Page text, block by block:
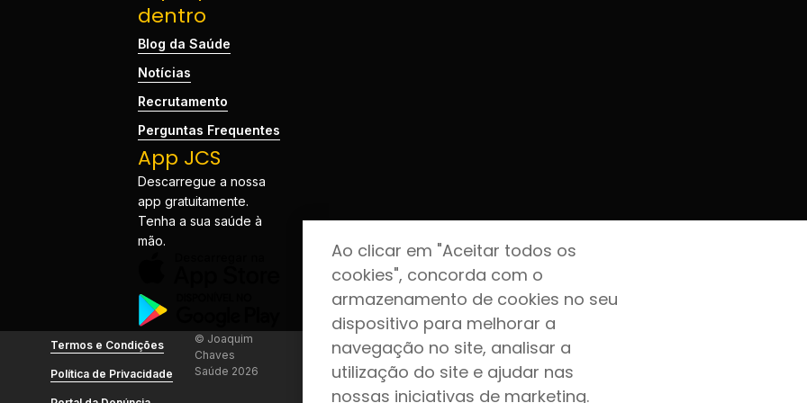
dentro
Blog da Saúde
Notícias
Recrutamento
Perguntas Frequentes
App JCS
Descarregue a nossa
app gratuitamente.
Tenha a sua saúde à
mão.
Termos e Condições
Política de Privacidade
© Joaquim
Chaves
Saúde 2026
Ao clicar em "Aceitar todos os
cookies", concorda com o
armazenamento de cookies no seu
dispositivo para melhorar a
navegação no site, analisar a
utilização do site e ajudar nas
nossas iniciativas de marketing.